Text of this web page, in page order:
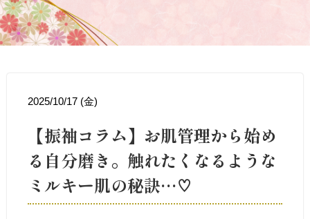
2025/10/17 (金)
【振袖コラム】お肌管理から始め
る自分磨き。触れたくなるような
ミルキー肌の秘訣…♡